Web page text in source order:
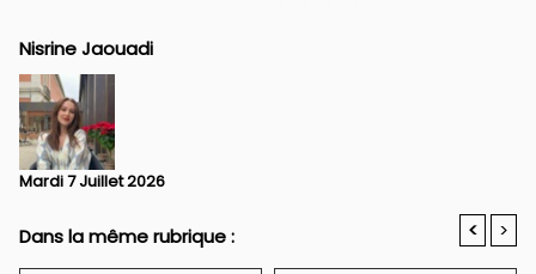
Nisrine Jaouadi
Mardi 7 Juillet 2026
Dans la même rubrique : < >